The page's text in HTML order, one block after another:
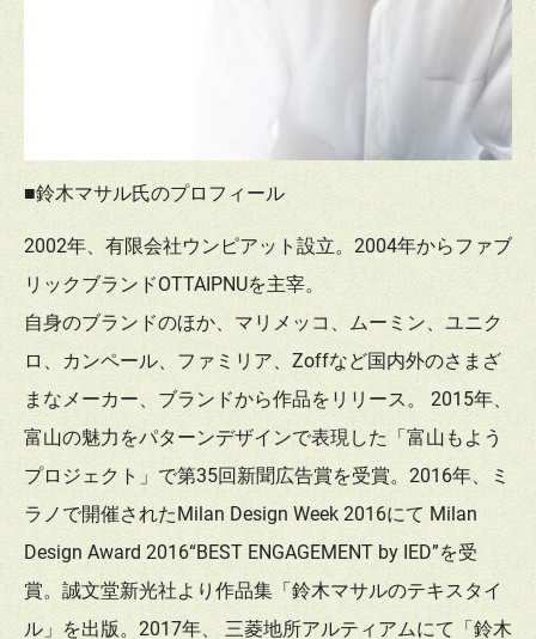
■鈴木マサル氏のプロフィール
2002年、有限会社ウンピアット設立。2004年からファブ
リックブランドOTTAIPNUを主宰。
自身のブランドのほか、マリメッコ、ムーミン、ユニク
ロ、カンペール、ファミリア、Zoffなど国内外のさまざ
まなメーカー、ブランドから作品をリリース。 2015年、
富山の魅力をパターンデザインで表現した「富山もよう
プロジェクト」で第35回新聞広告賞を受賞。2016年、ミ
ラノで開催されたMilan Design Week 2016にて Milan
Design Award 2016“BEST ENGAGEMENT by IED”を受
賞。誠文堂新光社より作品集「鈴木マサルのテキスタイ
ル」を出版。2017年、 三菱地所アルティアムにて「鈴木